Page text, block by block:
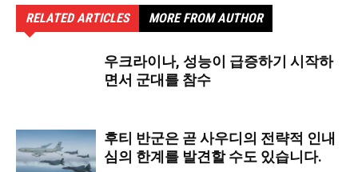
RELATED ARTICLES MORE FROM AUTHOR
우크라이나, 성능이 급증하기 시작하
면서 군대를 참수
후티 반군은 곧 사우디의 전략적 인내
심의 한계를 발견할 수도 있습니다.